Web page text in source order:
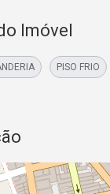
Imóvel
PISO FRIO